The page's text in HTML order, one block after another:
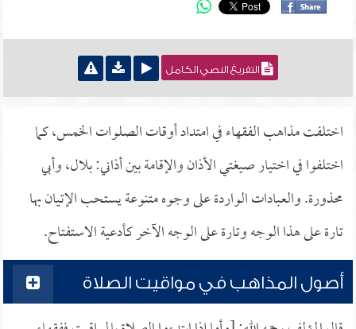
التفريغ النصي الكامل
اختلفت مذاهب الفقهاء في امتداد أوقات الصلوات الخمس، كما
اختلفوا في اختيار صيغتي الأذان والإقامة بين أذاني: بلال، وأبي
محذورة. والعبادات الواردة على وجوه متنوعة يستحب الإتيان بها
تارة على هذا الوجه وتارة على الوجه الآخر كأدعية الاستفتاح.
أصول المذاهب في مواقيت الصلاة